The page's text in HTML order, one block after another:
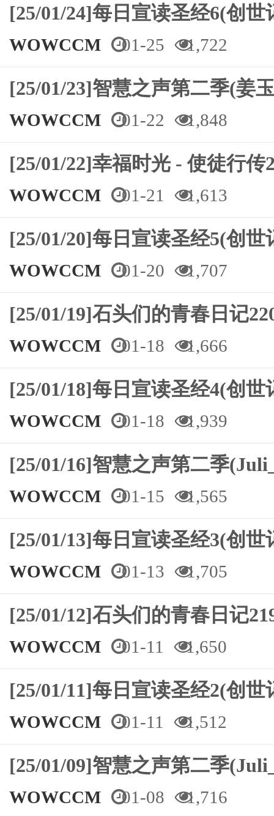
[25/01/24]每日宣读圣经6(创
WOWCCM 01-25 1,722
[25/01/23]智慧之声第二季(姜
WOWCCM 01-22 1,848
[25/01/22]幸福时光 - 使徒行
WOWCCM 01-21 1,613
[25/01/20]每日宣读圣经5(创
WOWCCM 01-20 1,707
[25/01/19]石头们的青春日记
WOWCCM 01-18 1,666
[25/01/18]每日宣读圣经4(创
WOWCCM 01-18 1,939
[25/01/16]智慧之声第二季
WOWCCM 01-15 1,565
[25/01/13]每日宣读圣经3(创
WOWCCM 01-13 1,705
[25/01/12]石头们的青春日记
WOWCCM 01-11 1,650
[25/01/11]每日宣读圣经2(创
WOWCCM 01-11 1,512
[25/01/09]智慧之声第二季
WOWCCM 01-08 1,716